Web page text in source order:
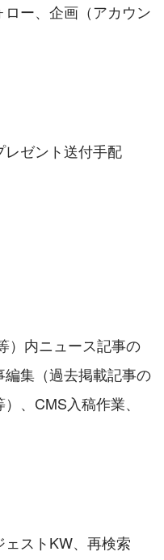
ー、企画（アカウン
ゼント送付手配
）内ニュース記事の
集（過去掲載記事の
、CMS入稿作業、
ストKW、再検索